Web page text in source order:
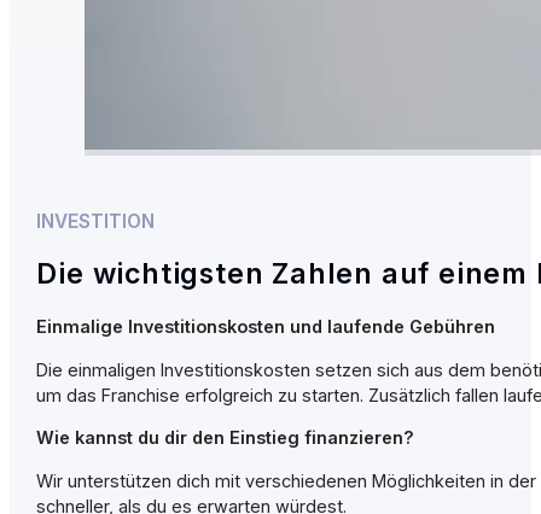
INVESTITION
Die wichtigsten Zahlen auf einem
Einmalige Investitionskosten und laufende Gebühren
Die einmaligen Investitionskosten setzen sich aus dem
um das Franchise erfolgreich zu starten. Zusätzlich fallen
Wie kannst du dir den Einstieg finanzieren?
Wir unterstützen dich mit verschiedenen Möglichkeiten in
schneller, als du es erwarten würdest.